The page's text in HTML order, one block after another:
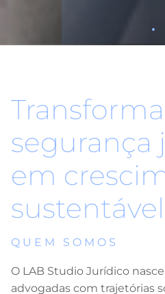
segurança
em
QUEM SOMOS
O LAB Studio Jurídico
advogadas com trajetórias